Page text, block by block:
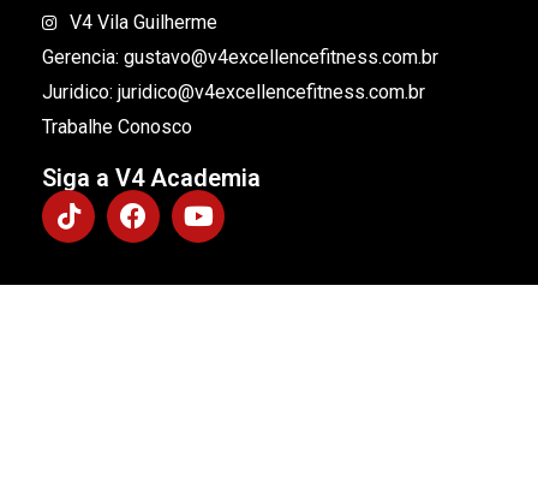
V4 Vila Guilherme
Gerencia: gustavo@v4excellencefitness.com.br
Juridico: juridico@v4excellencefitness.com.br
Trabalhe Conosco
Siga a V4 Academia